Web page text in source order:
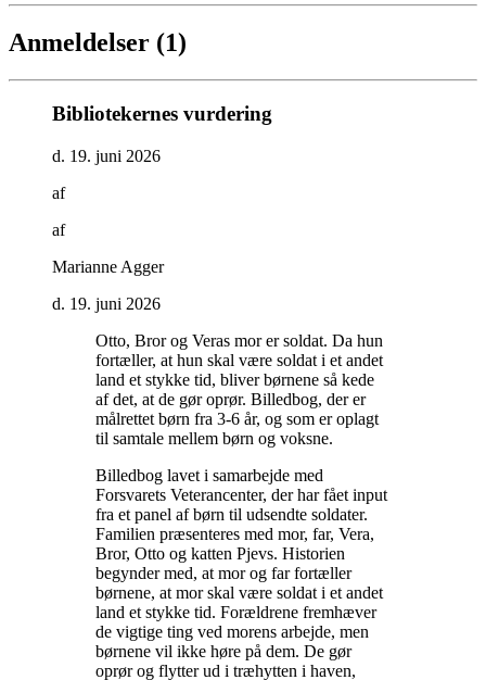
Anmeldelser (1)
Bibliotekernes vurdering
d. 19. juni 2026
af
af
Marianne Agger
d. 19. juni 2026
Otto, Bror og Veras mor er soldat. Da hun
fortæller, at hun skal være soldat i et andet
land et stykke tid, bliver børnene så kede
af det, at de gør oprør. Billedbog, der er
målrettet børn fra 3-6 år, og som er oplagt
til samtale mellem børn og voksne.
Billedbog lavet i samarbejde med
Forsvarets Veterancenter, der har fået input
fra et panel af børn til udsendte soldater.
Familien præsenteres med mor, far, Vera,
Bror, Otto og katten Pjevs. Historien
begynder med, at mor og far fortæller
børnene, at mor skal være soldat i et andet
land et stykke tid. Forældrene fremhæver
de vigtige ting ved morens arbejde, men
børnene vil ikke høre på dem. De gør
oprør og flytter ud i træhytten i haven,